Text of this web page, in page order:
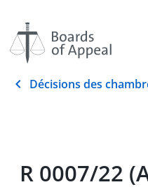
Décisions des
R 0007/22